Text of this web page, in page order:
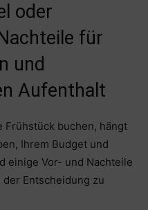
oder
für
und
Aufenthalt
Frühstück buchen, hängt
Ihrem Budget und
einige Vor- und Nachteile
Entscheidung zu